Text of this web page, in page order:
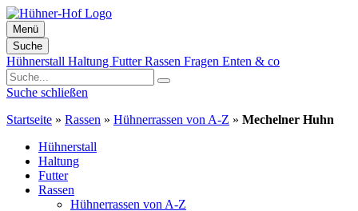
Menü
Suche
Zum
Inhalt
springen
Hühnerstall Haltung FutterRassen Fragen Enten & co
Suche schließen
Startseite » Rassen » Hühnerrassen von A-Z » Mechelner Huhn
Hühnerstall
Haltung
Futter
Rassen
Hühnerrassen von A-Z